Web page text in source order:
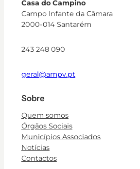
Casa do Campino
Campo Infante da Câmara
2000-014 Santarém
243 248 090
geral@ampv.pt
Sobre
Quem somos
Órgãos Sociais
Municípios Associados
Notícias
Contactos